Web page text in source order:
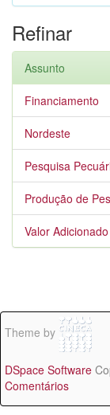
Refinar
Assunto
Financiamento
Nordeste
Pesquisa
Produção de
Valor
Theme by
DSpace Software
Comentários